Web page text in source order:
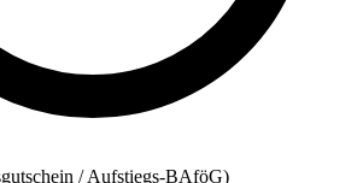
/ Aufstiegs-BAföG)